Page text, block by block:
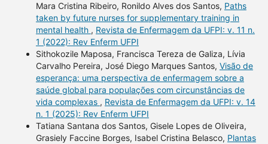
Mara Cristina Ribeiro, Ronildo Alves dos Santos, Paths
taken by future nurses for supplementary training in
mental health , Revista de Enfermagem da UFPI: v. 11 n.
1 (2022): Rev Enferm UFPI
Sithokozile Maposa, Francisca Tereza de Galiza, Lívia
Carvalho Pereira, José Diego Marques Santos, Visão de
esperança: uma perspectiva de enfermagem sobre a
saúde global para populações com circunstâncias de
vida complexas , Revista de Enfermagem da UFPI: v. 14
n. 1 (2025): Rev Enferm UFPI
Tatiana Santana dos Santos, Gisele Lopes de Oliveira,
Grasiely Faccine Borges, Isabel Cristina Belasco, Plantas